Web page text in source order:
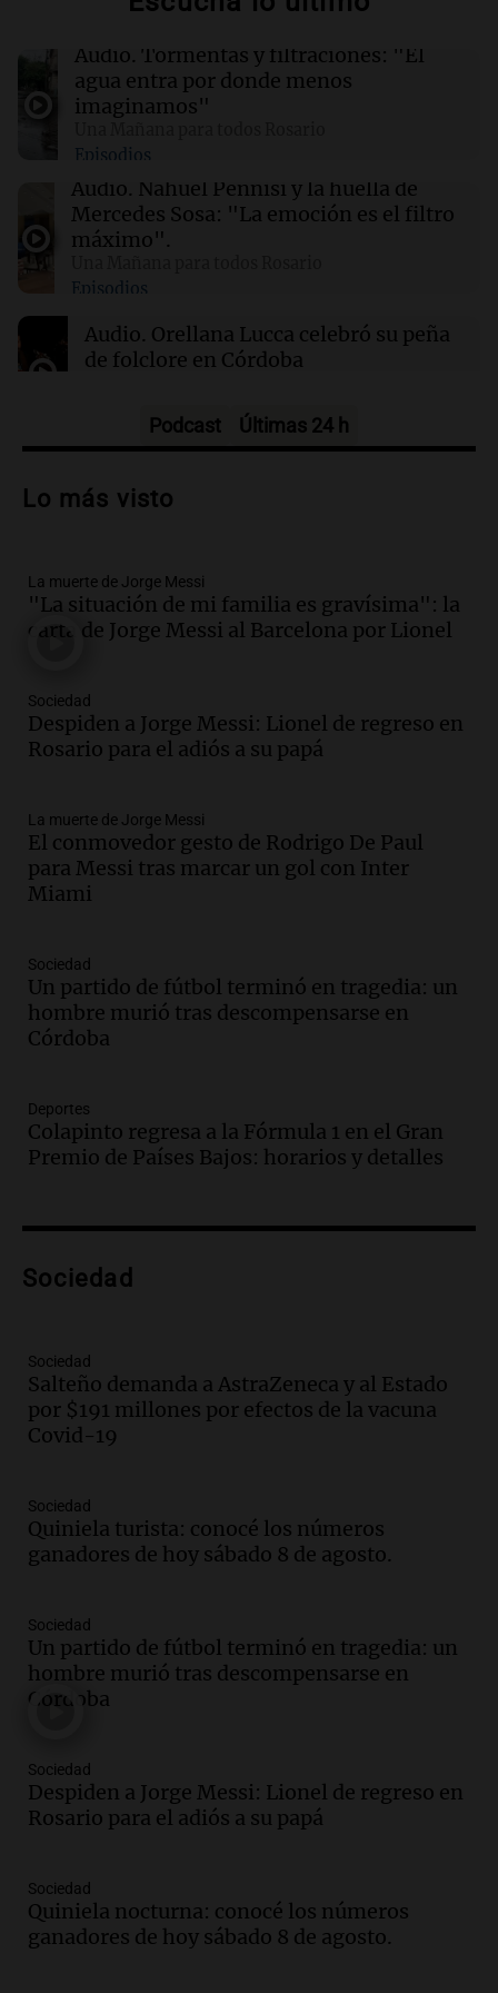
02:03 Tecnología
Airbnb acelera el lanzamiento de funciones
gracias a la inteligencia artificial en su
búsqueda
01:49 Mundo
El Pentágono solicita a la industria de defensa
un aumento en la producción de armas
01:31 Ciencia
Reducir alimentos dulces no disminuye
antojos ni mejora la salud, según estudio
Audio. Tormentas y filtraciones: "El
agua entra por donde menos
imaginamos"
Episodios
Audio. Nahuel Pennisi y la huella de
Mercedes Sosa: "La emoción es el filtro
máximo".
Episodios
Audio. Orellana Lucca celebró su peña
de folclore en Córdoba
Audio.Trágico accidente en Mendoza:
vehículos desde un puente
Audio.Tragedia en Mendoza: un muerto
y cinco heridos tras caer dos autos desde
un puente
Episodios
Audio.Messi llegará esta noche a
Rosario para acompañar a su familia
Episodios
Audio.Ley de Propiedad Privada: el revés
en el Congreso expuso una debilidad
comunicacional del Gobierno
Episodios
Audio.Casabindo se prepara para una
celebración única: 30.000 turistas y el
tradicional Toreo de la Vincha
Audio. Borges, abogada de Pourrain:
"Tres hombres se lo llevaron para
hacerle preguntas y nunca regresó"
Episodios
metros del río Suquía y retiraron hasta
Episodios
Audio.La historia de la servilleta que
firmó Jorge Messi para el primer
contrato de Leo con Barcelona
Audio.Joan Gaspart: "Sin Jorge, no sé si
Messi hubiera llegado adonde llegó"
Audio.El orgullo y el sueño argentino de
Jorge Messi en una entrevista con Rony
Vargas en 2007
Audio.El abuelo de Agostina Vega, tras
las nuevas detenciones: "En esa casa
Episodios
Audio.Una nutricionista derribó el mito
del desayuno ideal: qué alimentos
Podcast Últimas 24 h
Lo más visto
La muerte de Jorge Messi
"La situación de mi familia es gravísima": la
carta de Jorge Messi al Barcelona por Lionel
Sociedad
Despiden a Jorge Messi: Lionel de regreso en
Rosario para el adiós a su papá
La muerte de Jorge Messi
El conmovedor gesto de Rodrigo De Paul
para Messi tras marcar un gol con Inter
Miami
Sociedad
Un partido de fútbol terminó en tragedia: un
hombre murió tras descompensarse en
Córdoba
Deportes
Colapinto regresa a la Fórmula 1 en el Gran
Premio de Países Bajos: horarios y detalles
Sociedad
Sociedad
Salteño demanda a AstraZeneca y al Estado
por $191 millones por efectos de la vacuna
Covid-19
Sociedad
Quiniela turista: conocé los números
ganadores de hoy sábado 8 de agosto.
Sociedad
Un partido de fútbol terminó en tragedia: un
hombre murió tras descompensarse en
Córdoba
Sociedad
Despiden a Jorge Messi: Lionel de regreso en
Rosario para el adiós a su papá
Sociedad
Quiniela nocturna: conocé los números
ganadores de hoy sábado 8 de agosto.